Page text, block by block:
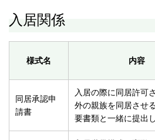
入居関係
様式名 内容
同居承認申
請書
入居の際に同居許可
外の親族を同居させ
要書類と一緒に提出